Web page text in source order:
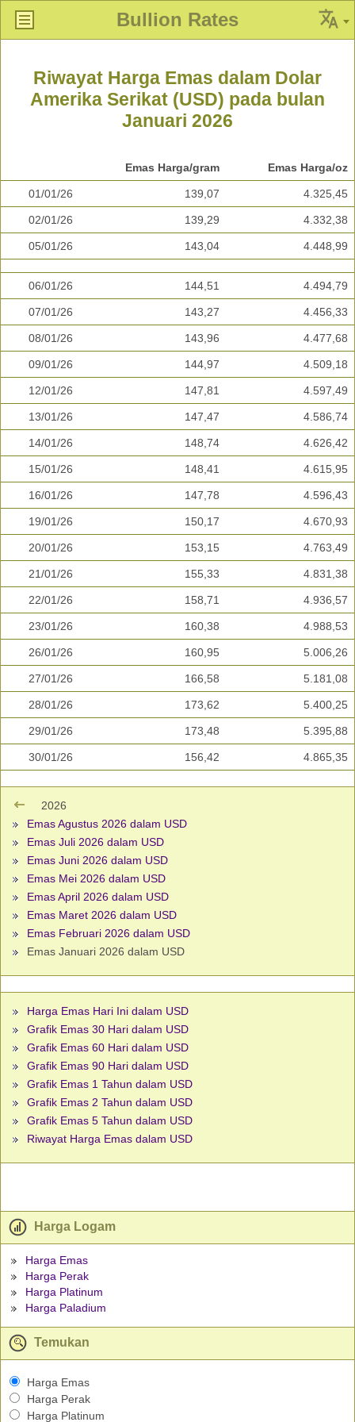
Bullion Rates
Riwayat Harga Emas dalam Dolar
Amerika Serikat (USD) pada bulan
Januari 2026
Emas Harga/gram Emas Harga/oz
01/01/26 139,07 4.325,45
02/01/26 139,29 4.332,38
05/01/26 143,04 4.448,99
06/01/26 144,51 4.494,79
07/01/26 143,27 4.456,33
08/01/26 143,96 4.477,68
09/01/26 144,97 4.509,18
12/01/26 147,81 4.597,49
13/01/26 147,47 4.586,74
14/01/26 148,74 4.626,42
15/01/26 148,41 4.615,95
16/01/26 147,78 4.596,43
19/01/26 150,17 4.670,93
20/01/26 153,15 4.763,49
21/01/26 155,33 4.831,38
22/01/26 158,71 4.936,57
23/01/26 160,38 4.988,53
26/01/26 160,95 5.006,26
27/01/26 166,58 5.181,08
28/01/26 173,62 5.400,25
29/01/26 173,48 5.395,88
30/01/26 156,42 4.865,35
2026
Emas Agustus 2026 dalam USD
Emas Juli 2026 dalam USD
Emas Juni 2026 dalam USD
Emas Mei 2026 dalam USD
Emas April 2026 dalam USD
Emas Maret 2026 dalam USD
Emas Februari 2026 dalam USD
Emas Januari 2026 dalam USD
Harga Emas Hari Ini dalam USD
Grafik Emas 30 Hari dalam USD
Grafik Emas 60 Hari dalam USD
Grafik Emas 90 Hari dalam USD
Grafik Emas 1 Tahun dalam USD
Grafik Emas 2 Tahun dalam USD
Grafik Emas 5 Tahun dalam USD
Riwayat Harga Emas dalam USD
Harga Logam
Harga Emas
Harga Perak
Harga Platinum
Harga Paladium
Temukan
Harga Emas
Harga Perak
Harga Platinum